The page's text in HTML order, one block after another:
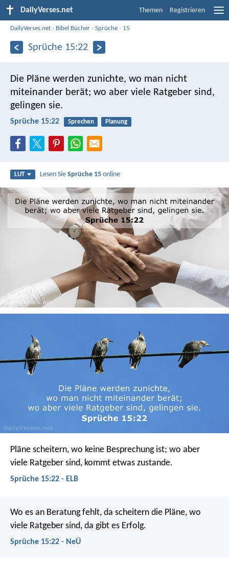
DailyVerses.net Themen Registrieren
DailyVerses.net › Bibel Bücher ›Sprüche › 15
Sprüche 15:22
Die Pläne werden zunichte, wo man nicht
miteinander berät; wo aber viele Ratgeber sind,
gelingen sie.
Sprüche 15:22 Sprechen Planung
LUT Lesen SieSprüche 15 online
Pläne scheitern, wo keine Besprechung ist; wo aber
viele Ratgeber sind, kommt etwas zustande.
Sprüche 15:22 - ELB
Wo es an Beratung fehlt, da scheitern die Pläne, wo
viele Ratgeber sind, da gibt es Erfolg.
Sprüche 15:22 - NeÜ